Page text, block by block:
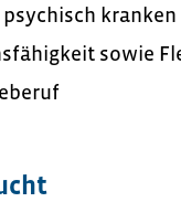
kranken
sowie